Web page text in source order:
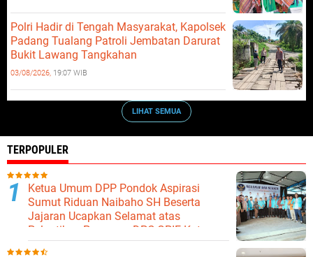
Polri Hadir di Tengah Masyarakat, Kapolsek
Padang Tualang Patroli Jembatan Darurat
Bukit Lawang Tangkahan
03/08/2026, 19:07 WIB
LIHAT SEMUA
TERPOPULER
Ketua Umum DPP Pondok Aspirasi
Sumut Riduan Naibaho SH Beserta
Jajaran Ucapkan Selamat atas
Pelantikan Pengurus DPC GPIE Kota
Binjai